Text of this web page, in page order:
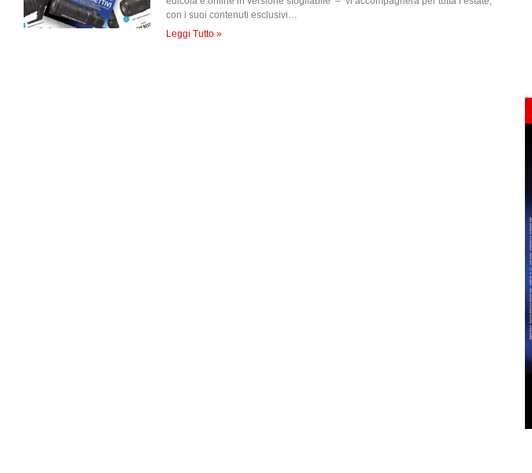
con i suoi contenuti esclusivi…
Leggi Tutto »